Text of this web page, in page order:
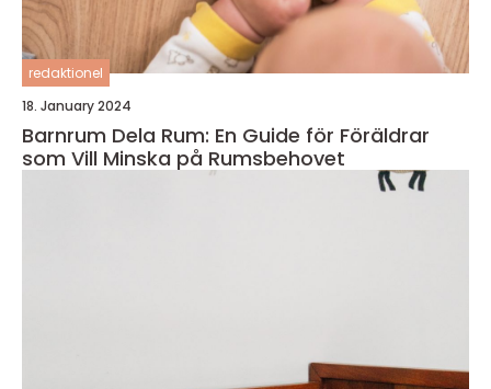
redaktionel
18. January 2024
Barnrum Dela Rum: En Guide för Föräldrar
som Vill Minska på Rumsbehovet